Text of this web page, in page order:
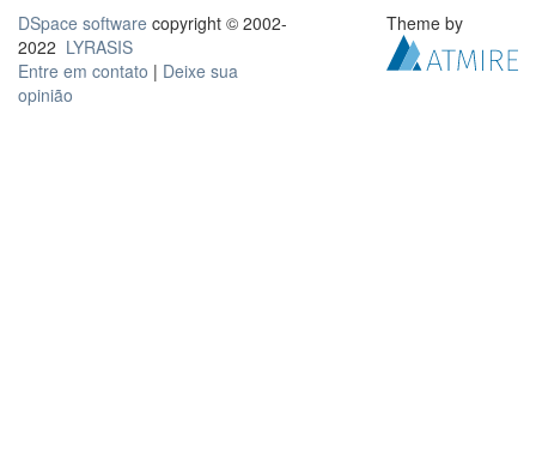
DSpace software copyright © 2002-
2022 LYRASIS
Entre em contato | Deixe sua
opinião
Theme by